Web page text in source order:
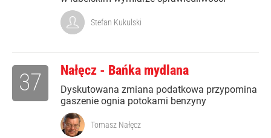
Stefan Kukulski
Nałęcz - Bańka mydlana
Dyskutowana zmiana podatkowa przypomina
gaszenie ognia potokami benzyny
37
Tomasz Nałęcz